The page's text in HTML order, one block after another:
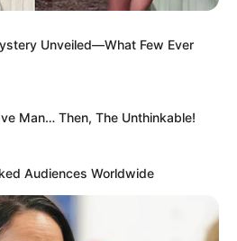
Unveiled—What Few Ever
Man… Then, The Unthinkable!
Audiences Worldwide